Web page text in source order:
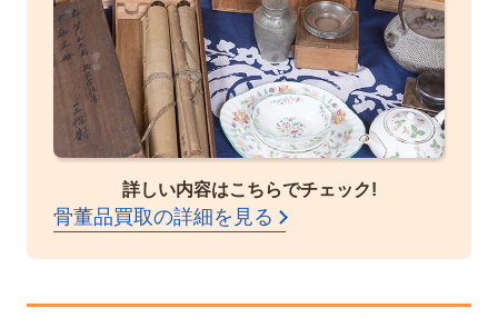
詳しい内容はこちらでチェック!
骨董品買取の詳細を見る